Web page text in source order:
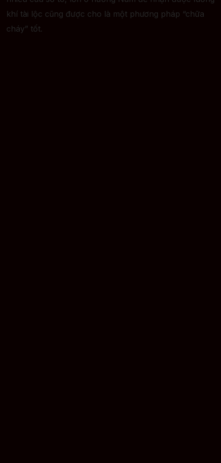
khí tài lộc cũng được cho là một phương pháp “chữa
cháy” tốt.